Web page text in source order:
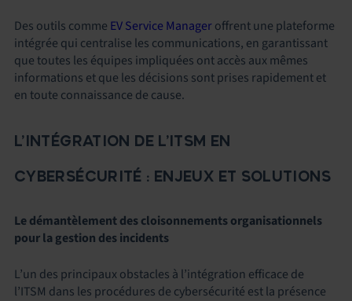
Des outils comme EV Service Manageroffrent une plateforme
intégrée qui centralise les communications, en garantissant
que toutes les équipes impliquées ont accès aux mêmes
informations et que les décisions sont prises rapidement et
en toute connaissance de cause.
L’INTÉGRATION DE L’ITSM EN
CYBERSÉCURITÉ : ENJEUX ET SOLUTIONS
Le démantèlement des cloisonnements organisationnels
pour la gestion des incidents
L’un des principaux obstacles à l’intégration efficace de
l’ITSM dans les procédures de cybersécurité est la présence